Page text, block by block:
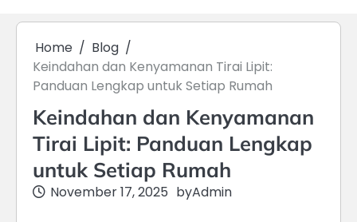
Home
Blog
Keindahan dan Kenyamanan Tirai Lipit:
Panduan Lengkap untuk Setiap Rumah
Keindahan dan Kenyamanan
Tirai Lipit: Panduan Lengkap
untuk Setiap Rumah
November 17, 2025 byAdmin